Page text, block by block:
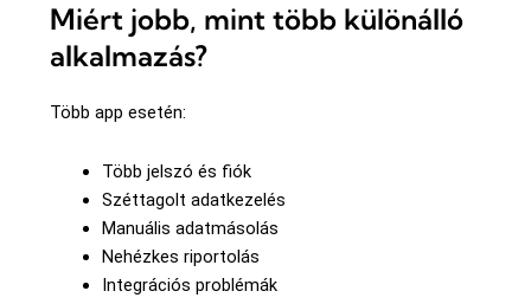
Miért jobb, mint több különálló
alkalmazás?
Több app esetén:
Több jelszó és fiók
Széttagolt adatkezelés
Manuális adatmásolás
Nehézkes riportolás
Integrációs problémák